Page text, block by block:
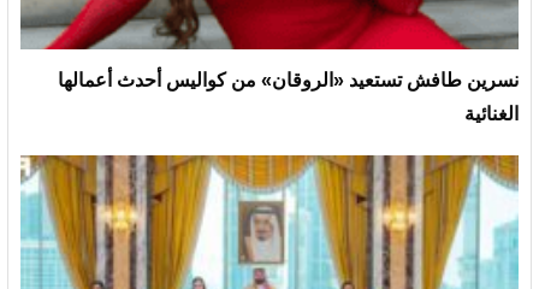
نسرين طافش تستعيد «الروقان» من كواليس أحدث أعمالها
الغنائية